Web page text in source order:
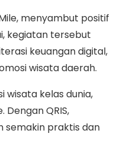
menyambut positif
kegiatan tersebut
keuangan digital,
wisata daerah.
wisata kelas dunia,
QRIS,
semakin praktis dan